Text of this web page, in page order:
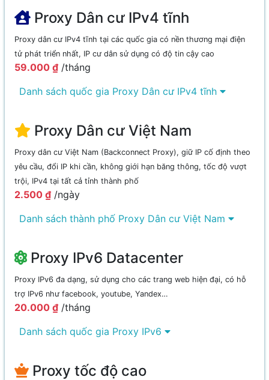
Proxy Dân cư IPv4 tĩnh
Proxy dân cư IPv4 tĩnh tại các quốc gia có nền thương mại điện
tử phát triển nhất, IP cư dân sử dụng có độ tin cậy cao
59.000 ₫ /tháng
Danh sách quốc gia Proxy Dân cư IPv4 tĩnh
Proxy Dân cư Việt Nam
Proxy dân cư Việt Nam (Backconnect Proxy), giữ IP cố định theo
yêu cầu, đổi IP khi cần, không giới hạn băng thông, tốc độ vượt
trội, IPv4 tại tất cả tỉnh thành phố
2.500 ₫ /ngày
Danh sách thành phố Proxy Dân cư Việt Nam
Proxy IPv6 Datacenter
Proxy IPv6 đa dạng, sử dụng cho các trang web hiện đại, có hỗ
trợ IPv6 như facebook, youtube, Yandex…
20.000 ₫ /tháng
Danh sách quốc gia Proxy IPv6
Proxy tốc độ cao